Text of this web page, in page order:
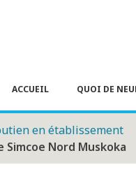
ACCUEIL QUOI DE
en établissement
Simcoe Nord Muskoka